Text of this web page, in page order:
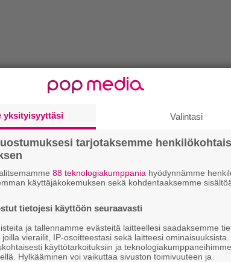
yksityisyyttäsi Valintasi
tarjotaksemme
88 teknologiakumppania hyödynnämme
käyttäjäkokemuksen sekä kohdentaaksemme
tietojesi käyttöön seuraavasti
ja tallennamme evästeitä laitteellesi saadaksemme
vierailit, IP-osoitteestasi sekä laitteesi
käyttötarkoituksiin ja teknologiakumppaneihimme
Hylkääminen voi vaikuttaa sivuston toimivuuteen ja